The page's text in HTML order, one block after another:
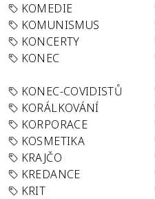
KOMEDIE
KOMUNISMUS
KONCERTY
KONEC
KONEC-COVIDISTŮ
KORÁLKOVÁNÍ
KORPORACE
KOSMETIKA
KRAJČO
KREDANCE
KRIT